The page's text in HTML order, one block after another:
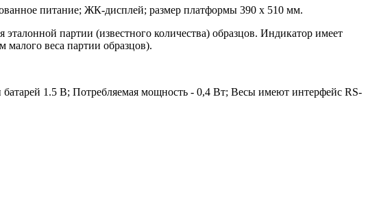
питание; ЖК-дисплей; размер платформы 390 х 510 мм.
партии (известного количества) образцов. Индикатор имеет
веса партии образцов).
батарей 1.5 В; Потребляемая мощность - 0,4 Вт; Весы имеют интерфейс RS-